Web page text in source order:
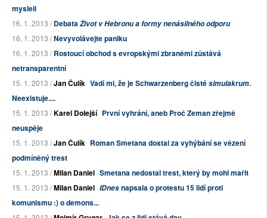
mysleli
16. 1. 2013 /DebataŽivot v Hebronu a formy nenásilného odporu
16. 1. 2013 /Nevyvolávejte paniku
16. 1. 2013 /Rostoucí obchod s evropskými zbraněmi zůstává
netransparentní
15. 1. 2013 /Jan Čulík Vadí mi, že je Schwarzenberg čistésimulakrum.
Neexistuje....
15. 1. 2013 /Karel Dolejší První vyhrání, aneb Proč Zeman zřejmě
neuspěje
15. 1. 2013 /Jan Čulík Roman Smetana dostal za vyhýbání se vězení
podmíněný trest
15. 1. 2013 /Milan Daniel Smetana nedostal trest, který by mohl mařit
15. 1. 2013 /Milan Daniel IDnesnapsala o protestu 15 lidí proti
komunismu :) o demons...